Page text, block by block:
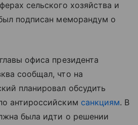
сельского хозяйства и
подписан меморандум о
офиса президента
сообщал, что на
планировал обсудить
антироссийским санкциям. В
была идти о решении